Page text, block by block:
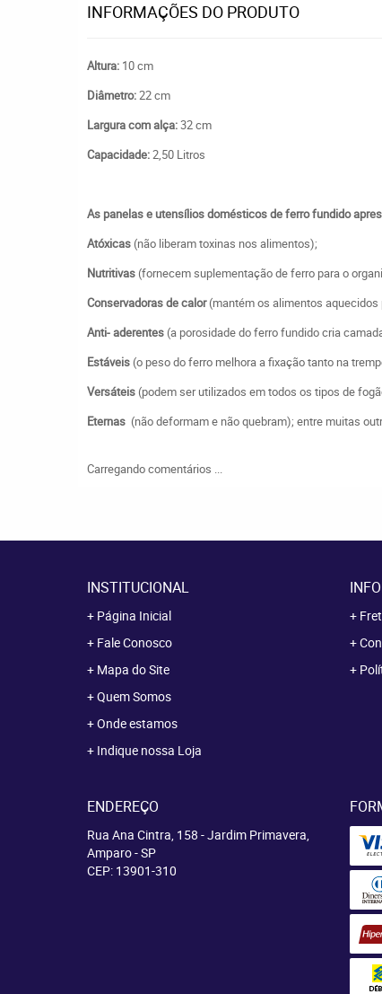
INFORMAÇÕES DO PRODUTO
Altura: 10 cm
Diâmetro:22 cm
Largura com alça:32 cm
Capacidade:2,50 Litros
As panelas e utensílios domésticos de ferro fundido
Atóxicas (não liberam toxinas nos alimentos);
Nutritivas (fornecem suplementação de ferro para o
Conservadoras de calor(mantém os alimentos aquecidos
Anti- aderentes (a porosidade do ferro fundido cria
Estáveis (o peso do ferro melhora a fixação tanto na
Versáteis (podem ser utilizados em todos os tipos de
Eternas (não deformam e não quebram); entre muitas
Carregando comentários ...
INSTITUCIONAL
Página Inicial
Fale Conosco
Mapa do Site
Quem Somos
Onde estamos
Indique nossa Loja
ENDEREÇO
Rua Ana Cintra, 158 -Jardim Primavera,
Amparo-SP
CEP: 13901-310